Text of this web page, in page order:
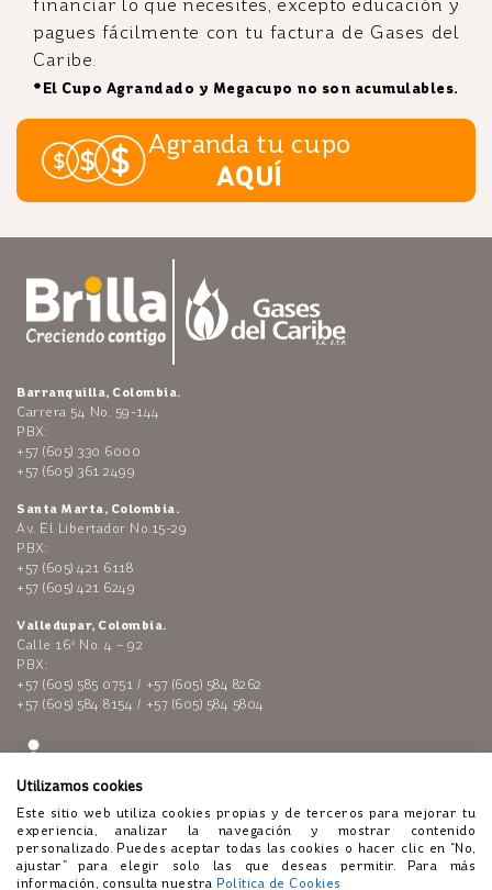
financiar lo que necesites, excepto educación y
pagues fácilmente con tu factura de Gases del
Caribe.
*El Cupo Agrandado y Megacupo no son acumulables.
Agranda tu cupo
AQUÍ
Barranquilla, Colombia.
Carrera 54 No. 59-144
PBX:
+57 (605) 330 6000
+57 (605) 361 2499
Santa Marta, Colombia.
Av. El Libertador No.15-29
PBX:
+57 (605) 421 6118
+57 (605) 421 6249
Valledupar, Colombia.
Calle 16ª No. 4 – 92
PBX:
+57 (605) 585 0751 / +57 (605) 584 8262
+57 (605) 584 8154 / +57 (605) 584 5804
Enlaces de interés: Polí­tica de tratamiento de datos personales
Utilizamos cookies
Este sitio web utiliza cookies propias y de terceros para mejorar tu
experiencia, analizar la navegación y mostrar contenido
personalizado. Puedes aceptar todas las cookies o hacer clic en “No,
ajustar” para elegir solo las que deseas permitir. Para más
información, consulta nuestra Política de Cookies